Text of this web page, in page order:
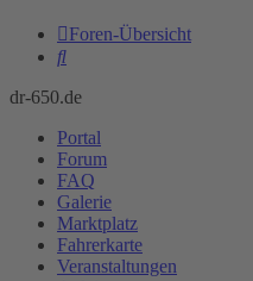
Foren-Übersicht
Suche
dr-650.de
Portal
Forum
FAQ
Galerie
Marktplatz
Fahrerkarte
Veranstaltungen